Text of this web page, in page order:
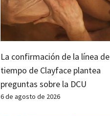
La confirmación de la línea de
tiempo de Clayface plantea
preguntas sobre la DCU
6 de agosto de 2026